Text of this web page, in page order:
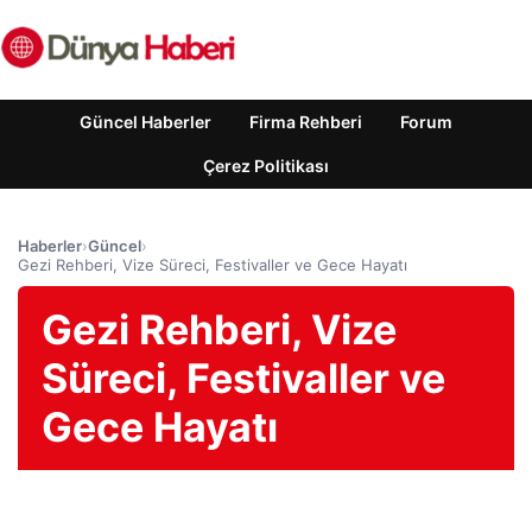
Güncel Haberler Firma Rehberi Forum
Çerez Politikası
Haberler›Güncel›
Gezi Rehberi, Vize Süreci, Festivaller ve Gece Hayatı
Gezi Rehberi, Vize
Süreci, Festivaller ve
Gece Hayatı